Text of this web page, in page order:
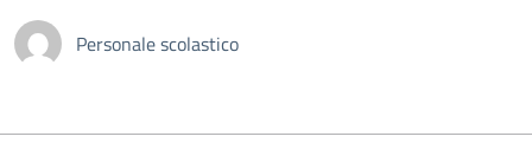
Personale scolastico